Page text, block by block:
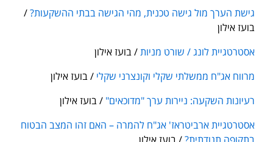
גישת הערך מול גישה טכנית, מהי הגישה בבתי ההשקעות?/
בועז אילון
אסטרטגיית לונג / שורט מניות/ בועז אילון
מרווח אג"ח ממשלתי שקלי וקונצרני שקלי / בועז אילון
רעיונות השקעה: ניירות ערך "מדוכאים" / בועז אילון
אסטרטגיית ארביטראז' אג"ח להמרה – האם זהו המצב הבטוח